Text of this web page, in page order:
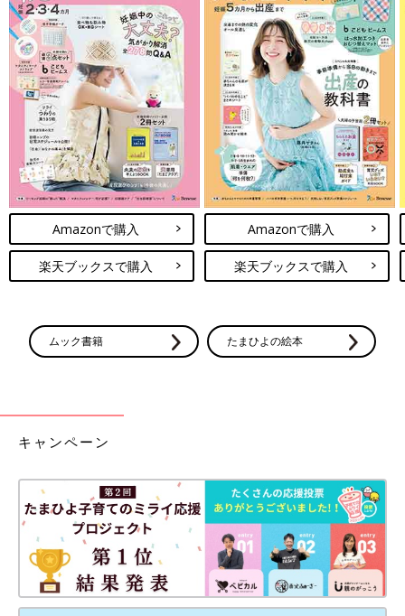
Amazonで購入
楽天ブックスで購入
Amazonで購入
楽天ブックスで購入
ムック書籍 たまひよの絵本
キャンペーン